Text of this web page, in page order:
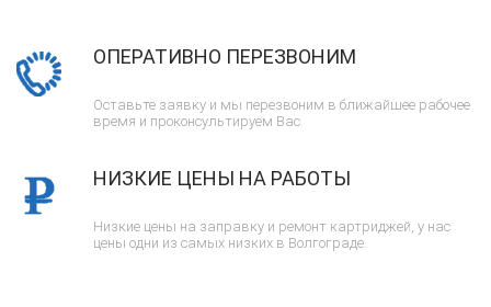
ОПЕРАТИВНО ПЕРЕЗВОНИМ
Оставьте заявку и мы перезвоним в ближайшее рабочее
время и проконсультируем Вас.
НИЗКИЕ ЦЕНЫ НА РАБОТЫ
Низкие цены на заправку и ремонт картриджей, у нас
цены одни из самых низких в Волгограде.